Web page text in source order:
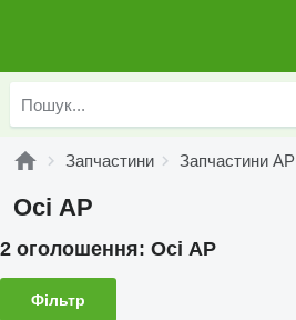
Запчастини Запчастини AP
Осі AP
2 оголошення: Осі AP
Фільтр